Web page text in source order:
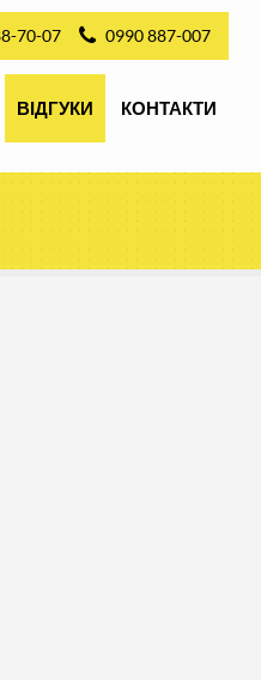
70-07 0990 887-007
ВІДГУКИ КОНТАКТИ
ВІДГУКИ КОНТАКТИ